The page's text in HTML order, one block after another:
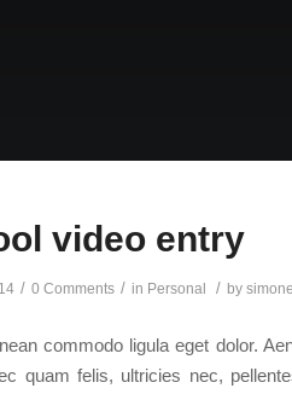
video entry
/ 0 Comments / in Personal / by simone
commodo ligula eget dolor.
quam felis, ultricies nec,